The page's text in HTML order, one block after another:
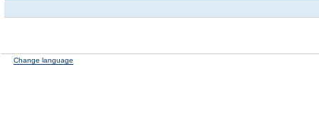
Change language